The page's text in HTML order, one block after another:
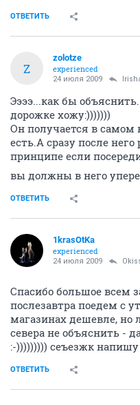
ОТВЕТИТЬ
Z
zolotze
experienced
24 июля 2009
Ээээ...как бы
дорожке хожу:)))))))
Он получается в самом
есть.А сразу после
принципе если
вы должны в него
ОТВЕТИТЬ
1krasOtKa
experienced
24 июля 2009
Спасибо большое всем
послезавтра поедем с
магазинах дешевле,
севера не объяснить -
:-))))))))) сеъезжк
ОТВЕТИТЬ